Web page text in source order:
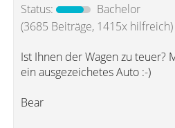
Status:
Bachelor
(3685 Beiträge, 1415x hilfreich)
Ist Ihnen der Wagen zu teuer?
ein ausgezeichetes Auto :-)
Bear